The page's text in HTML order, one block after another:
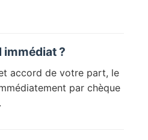
immédiat ?
accord de votre part, le
par chèque